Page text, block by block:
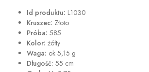
Id produktu: L1030
Kruszec: Złoto
Próba: 585
Kolor: żółty
Waga: ok 5,15 g
Długość: 55 cm